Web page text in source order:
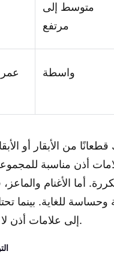
متوسط ​​إلى
مرتفع
عمر واسطة
من الأبقار أو
أذن مناسبة
أما الأغنام
للغاية. بينما
إلى علامات أذن لا تتأثر بالماء.